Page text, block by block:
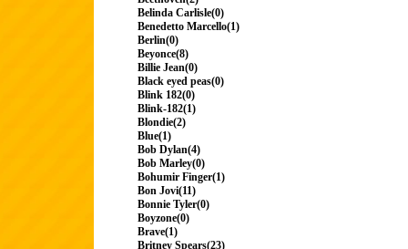
Belinda Carlisle(0)
Benedetto Marcello(1)
Berlin(0)
Beyonce(8)
Billie Jean(0)
Black eyed peas(0)
Blink 182(0)
Blink-182(1)
Blondie(2)
Blue(1)
Bob Dylan(4)
Bob Marley(0)
Bohumir Finger(1)
Bon Jovi(11)
Bonnie Tyler(0)
Boyzone(0)
Brave(1)
Britney Spears(23)